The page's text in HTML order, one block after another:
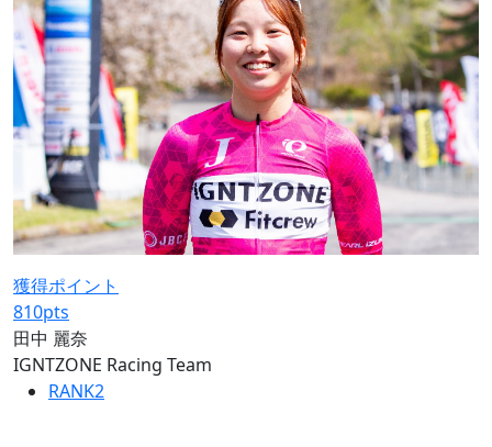
獲得ポイント
810pts
田中 麗奈
IGNTZONE Racing Team
RANK2